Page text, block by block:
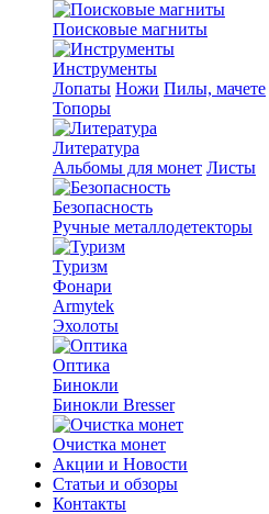
Поисковые магниты
Инструменты
Лопаты Ножи Пилы, мачете
Топоры
Литература
Альбомы для монет Листы
Безопасность
Ручные металлодетекторы
Туризм
Фонари
Armytek
Эхолоты
Оптика
Бинокли
Бинокли Bresser
Очистка монет
Акции и Новости
Статьи и обзоры
Контакты